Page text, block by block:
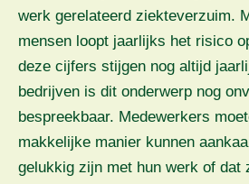
werk gerelateerd ziekteverzuim.
mensen loopt jaarlijks het risico
deze cijfers stijgen nog altijd
bedrijven is dit onderwerp nog
bespreekbaar. Medewerkers
makkelijke manier kunnen
gelukkig zijn met hun werk of dat